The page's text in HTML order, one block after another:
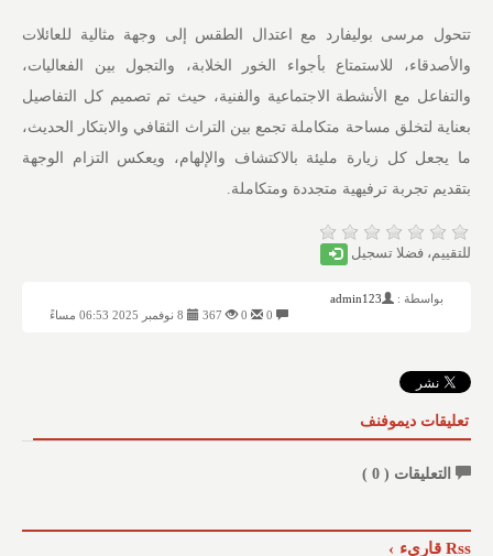
تتحول مرسى بوليفارد مع اعتدال الطقس إلى وجهة مثالية للعائلات
والأصدقاء، للاستمتاع بأجواء الخور الخلابة، والتجول بين الفعاليات،
والتفاعل مع الأنشطة الاجتماعية والفنية، حيث تم تصميم كل التفاصيل
بعناية لتخلق مساحة متكاملة تجمع بين التراث الثقافي والابتكار الحديث،
ما يجعل كل زيارة مليئة بالاكتشاف والإلهام، ويعكس التزام الوجهة
بتقديم تجربة ترفيهية متجددة ومتكاملة.
للتقييم، فضلا تسجيل
بواسطة :
admin123
367
تعليقات ديموفنف
التعليقات ( 0
)
Rss قاريء